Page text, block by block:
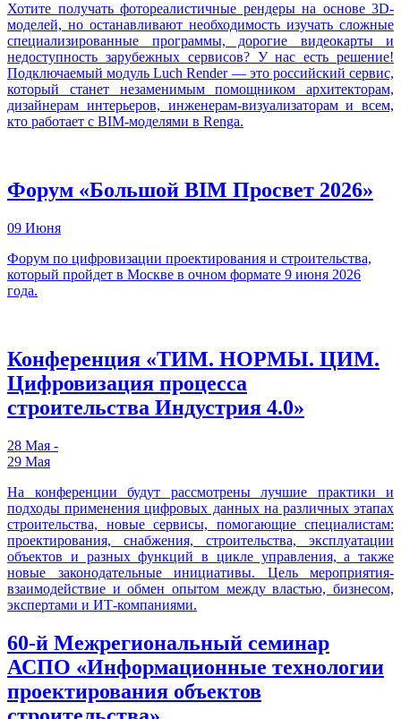
Хотите получать фотореалистичные рендеры на основе 3D-
моделей, но останавливают необходимость изучать сложные
специализированные программы, дорогие видеокарты и
недоступность зарубежных сервисов? У нас есть решение!
Подключаемый модуль Luch Render — это российский сервис,
который станет незаменимым помощником архитекторам,
дизайнерам интерьеров, инженерам-визуализаторам и всем,
кто работает с BIM-моделями в Renga.
Форум «Большой BIM Просвет 2026»
09 Июня
Форум по цифровизации проектирования и строительства,
который пройдет в Москве в очном формате 9 июня 2026
года.
Конференция «ТИМ. НОРМЫ. ЦИМ.
Цифровизация процесса
строительства Индустрия 4.0»
28 Мая -
29 Мая
На конференции будут рассмотрены лучшие практики и
подходы применения цифровых данных на различных этапах
строительства, новые сервисы, помогающие специалистам:
проектирования, снабжения, строительства, эксплуатации
объектов и разных функций в цикле управления, а также
новые законодательные инициативы. Цель мероприятия-
взаимодействие и обмен опытом между властью, бизнесом,
экспертами и ИТ-компаниями.
60-й Межрегиональный семинар
АСПО «Информационные технологии
проектирования объектов